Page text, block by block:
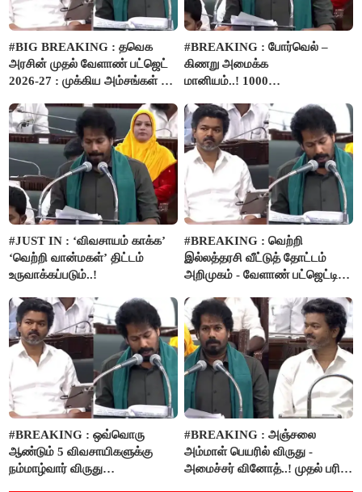
#BIG BREAKING : தவெக
அரசின் முதல் வேளாண் பட்ஜெட்
2026-27 : முக்கிய அம்சங்கள் ஓர்
#BREAKING : போர்வெல் –
கிணறு அமைக்க
மானியம்..! 1000
பம்புசெட் வழங்கப்படும்..!
#JUST IN : ‘விவசாயம் காக்க’
‘வெற்றி வான்மகள்’ திட்டம்
உருவாக்கப்படும்..!
#BREAKING : வெற்றி
இல்லத்தரசி வீட்டுத் தோட்டம்
அறிமுகம் - வேளாண் பட்ஜெட்டில்
#BREAKING : ஒவ்வொரு
ஆண்டும் 5 விவசாயிகளுக்கு
நம்மாழ்வார் விருது
#BREAKING : அஞ்சலை
அம்மாள் பெயரில் விருது -
அமைச்சர் வினோத்..! முதல் பரிசு